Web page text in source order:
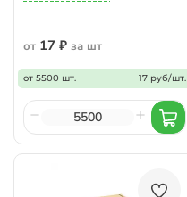
от 17 ₽ за шт
от 5500 шт. 17 руб/шт.